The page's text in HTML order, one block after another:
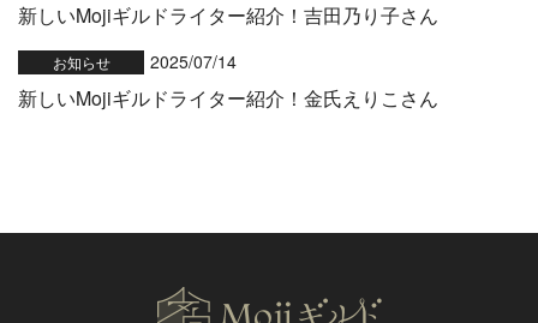
新しいMojiギルドライター紹介！吉田乃り子さん
お知らせ 2025/07/14
新しいMojiギルドライター紹介！金氏えりこさん